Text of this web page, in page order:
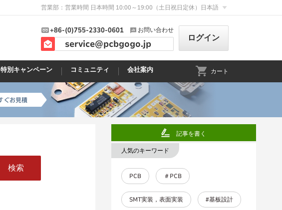
営業部：営業時間 日本時間 10:00～19:00（土日祝日定休） 日本語
+86-(0)755-2330-0601 お問い合わせ
service@pcbgogo.jp ログイン
特別キャンペーン コミュニティ 会社案内 カート
検索
記事を書く
人気のキーワード
PCB ＃PCB
SMT実装，表面実装 #基板設計